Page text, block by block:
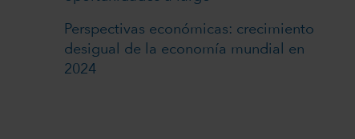
Perspectivas económicas: crecimiento
desigual de la economía mundial en
2024